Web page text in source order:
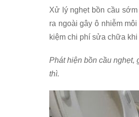
Xử lý nghẹt bồn cầu
ra ngoài gây ô nhiễm
kiệm chi phí sửa chữa
Phát hiện bồn cầu nghẹt,
thì.